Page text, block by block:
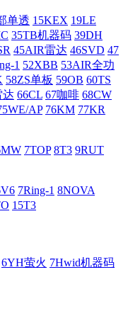
单透 15KEX 19LE
35TB机器码 39DH
45AIR雷达 46SVD 47
1 52XBB 53AIR全功
58ZS单板 59OB 60TS
达 66CL 67咖啡 68CW
AP 76KM 77KR
7TOP 8T3 9RUT
7Ring-1 8NOVA
15T3
6YH萤火 7Hwid机器码